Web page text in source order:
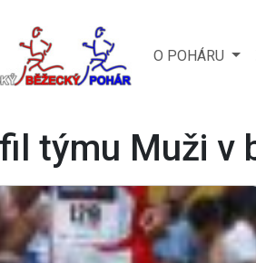
O POHÁRU
týmu Muži v